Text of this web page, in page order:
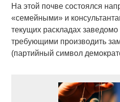
На этой почве состоялся
«семейными» и
текущих раскладах
требующими производить
(партийный символ